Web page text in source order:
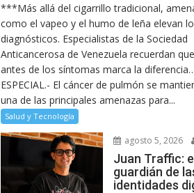
***Más allá del cigarrillo tradicional,
como el vapeo y el humo de leña elevan
diagnósticos. Especialistas de la Sociedad
Anticancerosa de Venezuela recuerdan
antes de los síntomas marca la
ESPECIAL.- El cáncer de pulmón se
una de las principales amenazas para...
Salud y Tecnología
agosto 5, 2026
Juan Traffic:
guardián de
identidades